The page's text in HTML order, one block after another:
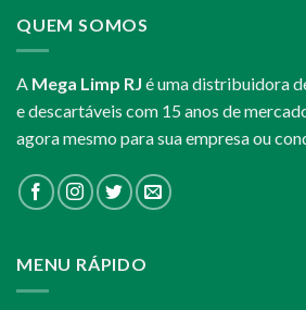
QUEM SOMOS
A Mega Limp RJ é uma distribuidora
e descartáveis com 15 anos de
agora mesmo para sua empresa ou
MENU RÁPIDO